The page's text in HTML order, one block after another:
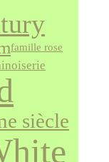
famille rose
siècle